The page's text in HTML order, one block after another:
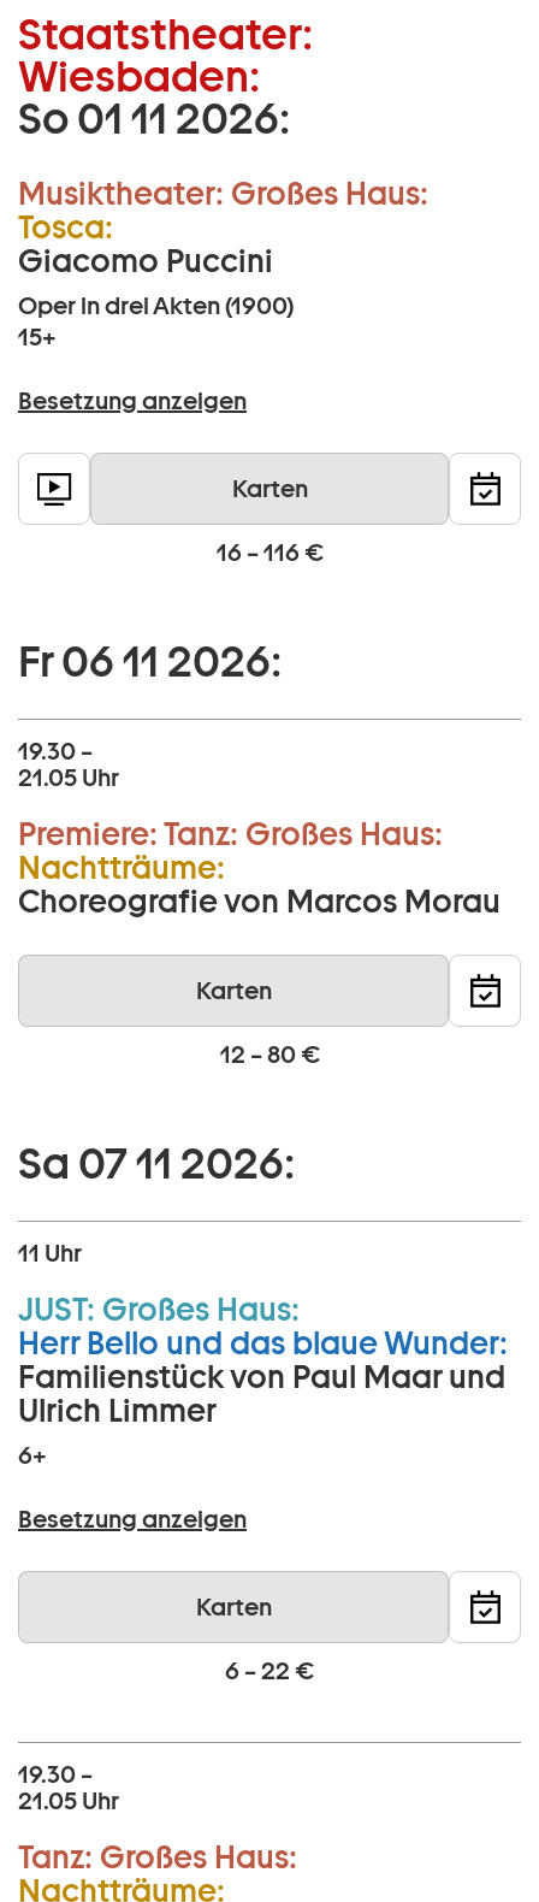
Zum Hauptinhalt springen
Zum Footer springen
Staatstheater:
Wiesbaden:
So 01 11 2026:
18 –
20.50 Uhr
Musiktheater: Großes Haus:
Tosca:
Giacomo Puccini
Oper in drei Akten (1900)
15+
Besetzung anzeigen
Karten
16 – 116 €
Fr 06 11 2026:
19.30 –
21.05 Uhr
Premiere:Tanz: Großes Haus:
Nachtträume:
Choreografie von Marcos Morau
Karten
12 – 80 €
Sa 07 11 2026:
11 Uhr
JUST: Großes Haus:
Herr Bello und das blaue Wunder:
Familienstück von Paul Maar und
Ulrich Limmer
6+
Besetzung anzeigen
Karten
6 – 22 €
19.30 –
21.05 Uhr
Tanz: Großes Haus:
Nachtträume: